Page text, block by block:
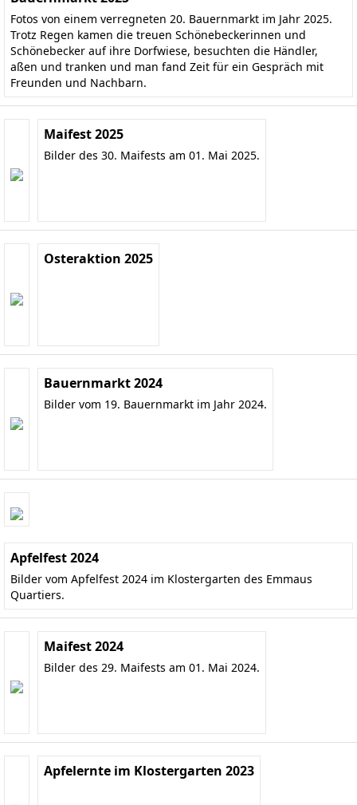
Fotos von einem verregneten 20. Bauernmarkt im Jahr 2025.
Trotz Regen kamen die treuen Schönebeckerinnen und
Schönebecker auf ihre Dorfwiese, besuchten die Händler,
aßen und tranken und man fand Zeit für ein Gespräch mit
Freunden und Nachbarn.
Maifest 2025
Bilder des 30. Maifests am 01. Mai 2025.
Osteraktion 2025
Bauernmarkt 2024
Bilder vom 19. Bauernmarkt im Jahr 2024.
Apfelfest 2024
Bilder vom Apfelfest 2024 im Klostergarten des Emmaus
Quartiers.
Maifest 2024
Bilder des 29. Maifests am 01. Mai 2024.
Apfelernte im Klostergarten 2023